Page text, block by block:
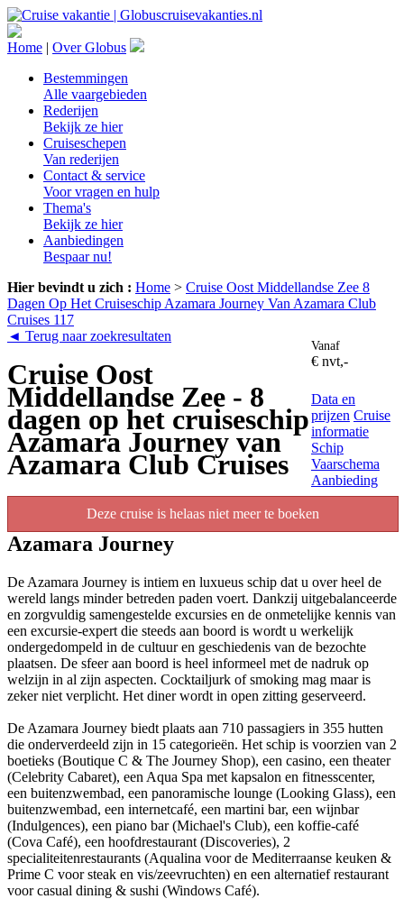
Home | Over Globus
Bestemmingen
Alle vaargebieden
Rederijen
Bekijk ze hier
Cruiseschepen
Van rederijen
Contact & service
Voor vragen en hulp
Thema's
Bekijk ze hier
Aanbiedingen
Bespaar nu!
Hier bevindt u zich : Home > Cruise Oost Middellandse Zee 8
Dagen Op Het Cruiseschip Azamara Journey Van Azamara Club
Cruises 117
◄ Terug naar zoekresultaten
Cruise Oost
Middellandse Zee - 8
dagen op het cruiseschip
Azamara Journey van
Azamara Club Cruises
Vanaf
€ nvt,-
Data en
prijzen Cruise
informatie
Schip
Vaarschema
Aanbieding
Deze cruise is helaas niet meer te boeken
Azamara Journey
De Azamara Journey is intiem en luxueus schip dat u over heel de
wereld langs minder betreden paden voert. Dankzij uitgebalanceerde
en zorgvuldig samengestelde excursies en de onmetelijke kennis van
een excursie-expert die steeds aan boord is wordt u werkelijk
ondergedompeld in de cultuur en geschiedenis van de bezochte
plaatsen. De sfeer aan boord is heel informeel met de nadruk op
welzijn in al zijn aspecten. Cocktailjurk of smoking mag maar is
zeker niet verplicht. Het diner wordt in open zitting geserveerd.
De Azamara Journey biedt plaats aan 710 passagiers in 355 hutten
die onderverdeeld zijn in 15 categorieën. Het schip is voorzien van 2
boetieks (Boutique C & The Journey Shop), een casino, een theater
(Celebrity Cabaret), een Aqua Spa met kapsalon en fitnesscenter,
een buitenzwembad, een panoramische lounge (Looking Glass), een
buitenzwembad, een internetcafé, een martini bar, een wijnbar
(Indulgences), een piano bar (Michael's Club), een koffie-café
(Cova Café), een hoofdrestaurant (Discoveries), 2
specialiteitenrestaurants (Aqualina voor de Mediterraanse keuken &
Prime C voor steak en vis/zeevruchten) en een alternatief restaurant
voor casual dining & sushi (Windows Café).